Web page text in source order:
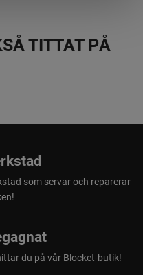
TITTAT PÅ
som servar och reparerar
du på vår Blocket-butik!